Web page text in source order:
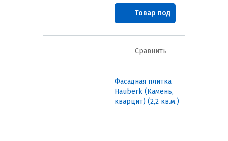
Товар под
заказ
Сравнить
Фасадная плитка
Hauberk (Камень,
кварцит) (2,2 кв.м.)